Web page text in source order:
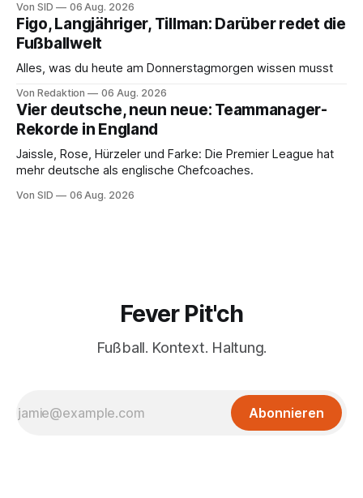
Von SID 06 Aug. 2026
Figo, Langjähriger, Tillman: Darüber redet die
Fußballwelt
Alles, was du heute am Donnerstagmorgen wissen musst
Von Redaktion 06 Aug. 2026
Vier deutsche, neun neue: Teammanager-
Rekorde in England
Jaissle, Rose, Hürzeler und Farke: Die Premier League hat
mehr deutsche als englische Chefcoaches.
Von SID 06 Aug. 2026
Fever Pit'ch
Fußball. Kontext. Haltung.
Abonnieren